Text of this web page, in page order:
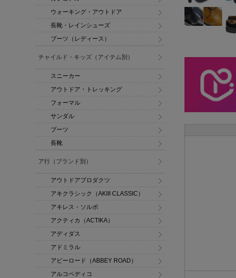
ウォーキング・アウトドア
長靴・レインシューズ
ブーツ（レディース）
チャイルド・キッズ（アイテム別）
スニーカー
アウトドア・トレッキング
フォーマル
サンダル
ブーツ
長靴
ア行（ブランド別）
アウトドアプロダクツ
アキクラシック（AKIII CLASSIC）
アキレス・ソルボ
アクティカ（ACTIKA）
アディダス
アドミラル
アビーロード（ABBEY ROAD）
アルコペディコ